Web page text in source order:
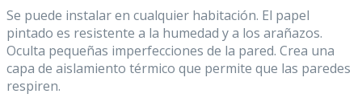
Se puede instalar en cualquier habitación. El papel
pintado es resistente a la humedad y a los arañazos.
Oculta pequeñas imperfecciones de la pared. Crea una
capa de aislamiento térmico que permite que las paredes
respiren.